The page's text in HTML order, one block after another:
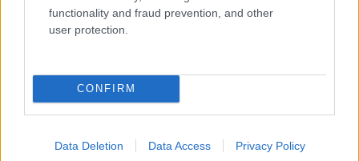
functionality and fraud prevention, and other
user protection.
CONFIRM
Data Deletion Data Access Privacy Policy
OLE GUNNAR SOLSKJAER